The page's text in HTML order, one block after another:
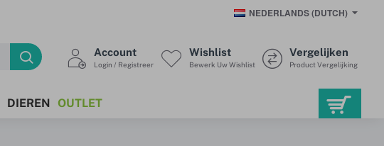
NEDERLANDS (DUTCH)
Account
Login / Registreer
Wishlist
Bewerk Uw Wishlist
Vergelijken
Product Vergelijking
DIEREN OUTLET